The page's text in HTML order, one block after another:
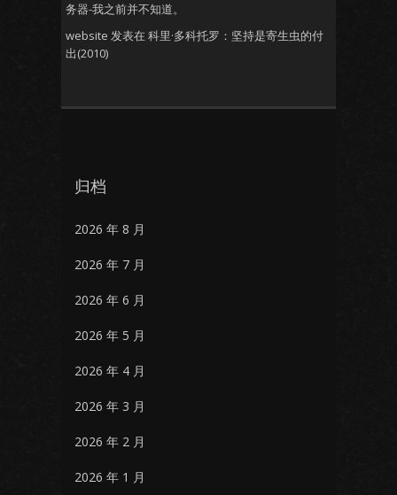
务器-我之前并不知道。
website 发表在 科里·多科托罗：坚持是寄生虫的付
出(2010)
归档
2026 年 8 月
2026 年 7 月
2026 年 6 月
2026 年 5 月
2026 年 4 月
2026 年 3 月
2026 年 2 月
2026 年 1 月